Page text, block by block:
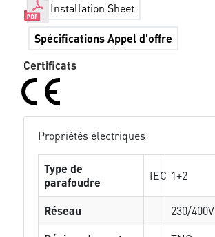
Installation Sheet
Spécifications Appel d'offre
Certificats
Propriétés électriques
Type de
parafoudre
IEC 1+2
Réseau
230/400V